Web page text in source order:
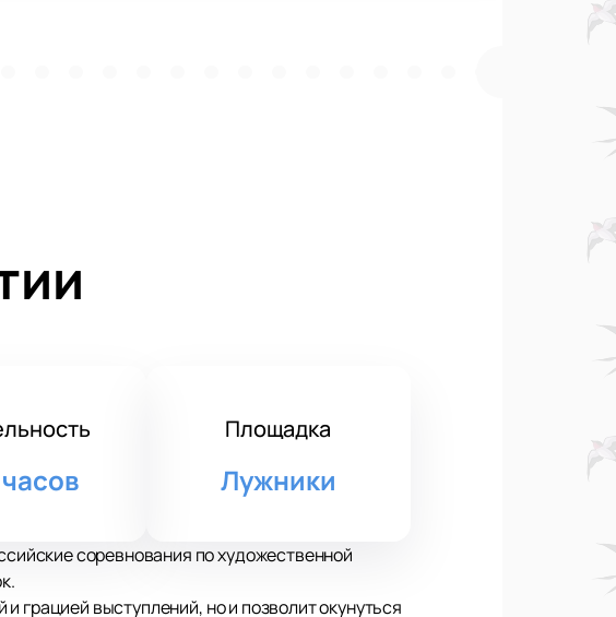
часов
Площадка
Лужники
соревнования по художественной
грацией выступлений, но и позволит окунуться